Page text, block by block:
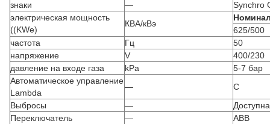
знаки
—
Synchro
электрическая мощность
((KWe)
КВА/кВэ
625/500
частота
Гц
50
напряжение
V
400/230
давление на входе газа
kPa
5-7 бар
Автоматическое управление
Lambda
—
С
Выбросы
—
Переключатель
—
ABB